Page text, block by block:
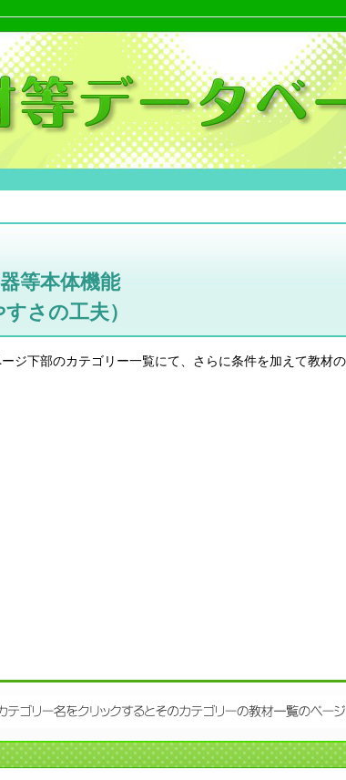
等本体機能
さの工夫）
ジ下部のカテゴリー一覧にて、さらに条件を加えて教材の